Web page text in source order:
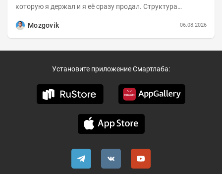
которую я держал и я её сразу продал. Структура
Mozgovik
06.08.2026
Установите приложение Смартлаба: